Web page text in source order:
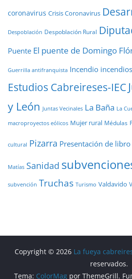
coronavirus Crisis Coronavirus
Despoblación Despoblación Rural
Puente El puente de Domingo
Guerrilla antifranquista Incendio incendios
Estudios Cabreireses-IEC
y León Juntas Vecinales La Baña La
macroproyectos eólicos Mujer rural Médulas
cultural Pizarra Presentación de libro
Matías Sanidad
subvención Truchas Turismo Valdavido
Copyright © 2026 La fueya
reservados.
Tema: ColorMagpor ThemeGrill.